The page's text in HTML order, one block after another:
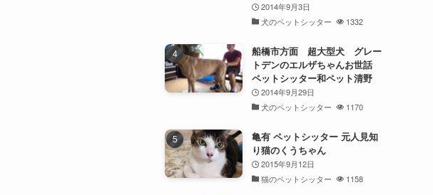
2014年9月3日
犬のペットシッター
1332
船橋市方面 超大型犬 グレー
トデンのエルザちゃんお世話
ペットシッター和ペット清野
2014年9月29日
犬のペットシッター
1170
亀有 ペットシッター 元人見知
り猫のくうちゃん
2015年9月12日
猫のペットシッター
1158